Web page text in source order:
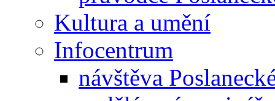
Kultura a umění
Infocentrum
návštěva